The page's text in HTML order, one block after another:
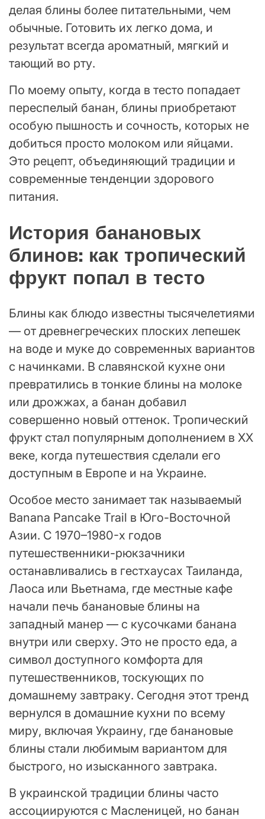
делая блины более питательными, чем
обычные. Готовить их легко дома, и
результат всегда ароматный, мягкий и
тающий во рту.
По моему опыту, когда в тесто попадает
переспелый банан, блины приобретают
особую пышность и сочность, которых не
добиться просто молоком или яйцами.
Это рецепт, объединяющий традиции и
современные тенденции здорового
питания.
История банановых
блинов: как тропический
фрукт попал в тесто
Блины как блюдо известны тысячелетиями
— от древнегреческих плоских лепешек
на воде и муке до современных вариантов
с начинками. В славянской кухне они
превратились в тонкие блины на молоке
или дрожжах, а банан добавил
совершенно новый оттенок. Тропический
фрукт стал популярным дополнением в XX
веке, когда путешествия сделали его
доступным в Европе и на Украине.
Особое место занимает так называемый
Banana Pancake Trail в Юго-Восточной
Азии. С 1970–1980-х годов
путешественники-рюкзачники
останавливались в гестхаусах Таиланда,
Лаоса или Вьетнама, где местные кафе
начали печь банановые блины на
западный манер — с кусочками банана
внутри или сверху. Это не просто еда, а
символ доступного комфорта для
путешественников, тоскующих по
домашнему завтраку. Сегодня этот тренд
вернулся в домашние кухни по всему
миру, включая Украину, где банановые
блины стали любимым вариантом для
быстрого, но изысканного завтрака.
В украинской традиции блины часто
ассоциируются с Масленицей, но банан